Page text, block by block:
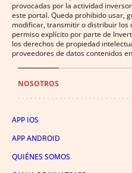
provocadas por la actividad
este portal. Queda prohibido usar,
modificar, transmitir o distribuir los
permiso explícito por parte de
los derechos de propiedad
proveedores de datos contenidos
NOSOTROS
APP IOS
APP ANDROID
QUIÉNES SOMOS